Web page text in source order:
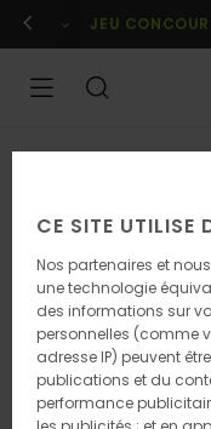
l'information
Se connecter /
JEU
CE SITE UTILISE
Nos partenaires et
une technologie
des informations sur
personnelles (comme
adresse IP) peuvent
publications et du
performance